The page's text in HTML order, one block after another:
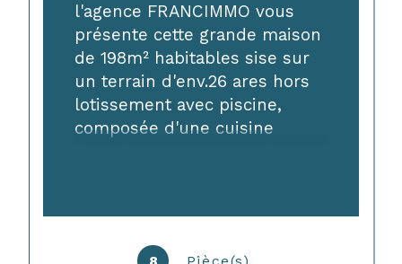
l'agence FRANCIMMO vous
présente cette grande maison
de 198m² habitables sise sur
un terrain d'env.26 ares hors
lotissement avec piscine,
composée d'une cuisine
mezzanine, 3 chambres, salle
d'eau WC, nombreuses